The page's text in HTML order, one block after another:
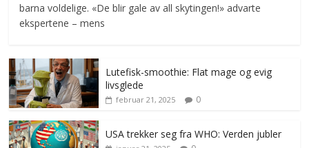
barna voldelige. «De blir gale av all skytingen!» advarte
ekspertene – mens
Lutefisk-smoothie: Flat mage og evig
livsglede
februar 21, 2025 0
USA trekker seg fra WHO: Verden jubler